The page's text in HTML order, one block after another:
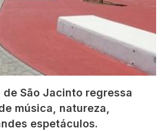
de São Jacinto regressa
música, natureza,
espetáculos.